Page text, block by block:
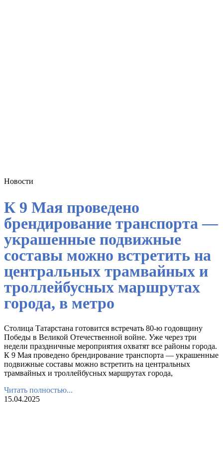
Новости
К 9 Мая проведено
брендирование транспорта —
украшенные подвижные
составы можно встретить на
центральных трамвайных и
троллейбусных маршрутах
города, в метро
Столица Татарстана готовится встречать 80-ю годовщину
Победы в Великой Отечественной войне. Уже через три
недели праздничные мероприятия охватят все районы города.
К 9 Мая проведено брендирование транспорта — украшенные
подвижные составы можно встретить на центральных
трамвайных и троллейбусных маршрутах города,
Читать полностью...
15.04.2025